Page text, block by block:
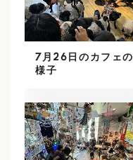
7月26日のカフェの
様子